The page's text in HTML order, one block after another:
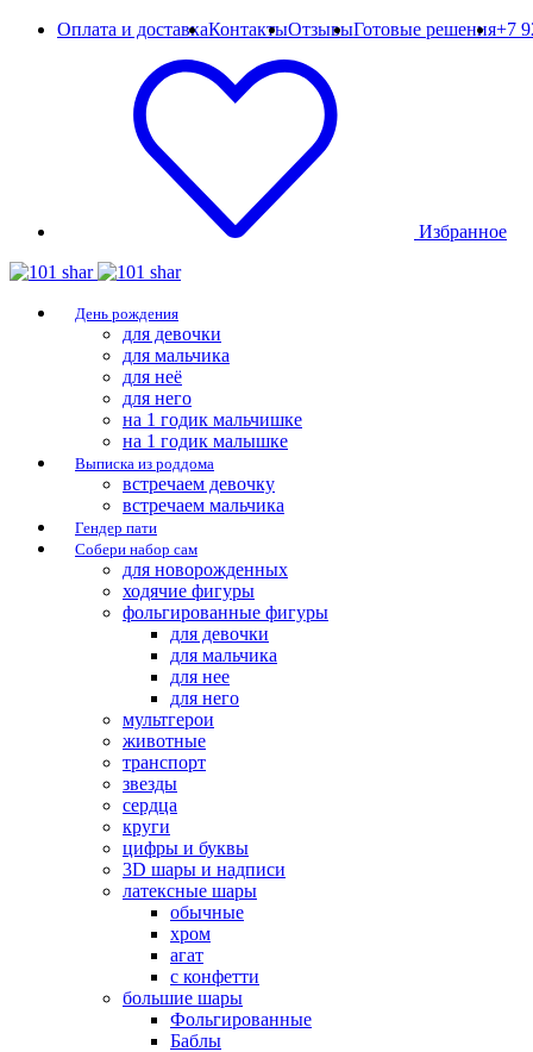
Оплата и доставкаКонтактыОтзывыГотовые решения+7
Избранное
День рождения
для девочки
для мальчика
для неё
для него
на 1 годик мальчишке
на 1 годик малышке
Выписка из роддома
встречаем девочку
встречаем мальчика
Гендер пати
Собери набор сам
для новорожденных
ходячие фигуры
фольгированные фигуры
для девочки
для мальчика
для нее
для него
мультгерои
животные
транспорт
звезды
сердца
круги
цифры и буквы
3D шары и надписи
латексные шары
обычные
хром
агат
с конфетти
большие шары
Фольгированные
Баблы